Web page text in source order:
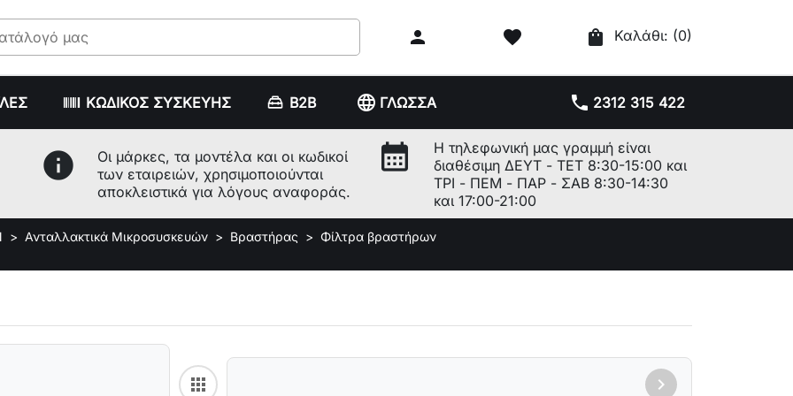
 favorite shopping_bag Καλάθι: (0)
ΚΩΔΙΚΟΣ ΣΥΣΚΕΥΗΣ B2B phone 2312 315 422
language ΓΛΩΣΣΑ
info
Οι μάρκες, τα μοντέλα και οι κωδικοί
των εταιρειών, χρησιμοποιούνται
αποκλειστικά για λόγους αναφοράς.
calendar_month
Η τηλεφωνική μας γραμμή είναι
διαθέσιμη ΔΕΥΤ - ΤΕΤ 8:30-15:00 και
ΤΡΙ - ΠΕΜ - ΠΑΡ - ΣΑΒ 8:30-14:30
και 17:00-21:00
Ανταλλακτικά Μικροσυσκευών Βραστήρας
Φίλτρα βραστήρων
appsBack to category chevron_right